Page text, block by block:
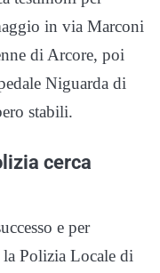
in via Marconi
di Arcore, poi
Niguarda di
stabili.
cerca
e per
Polizia Locale di